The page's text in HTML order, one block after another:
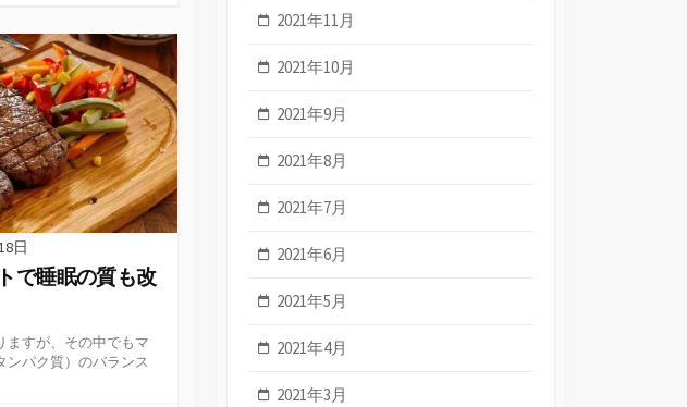
日
で睡眠の質も改
ますが、その中でもマ
ンパク質）のバランス
2021年11月
2021年10月
2021年9月
2021年8月
2021年7月
2021年6月
2021年5月
2021年4月
2021年3月